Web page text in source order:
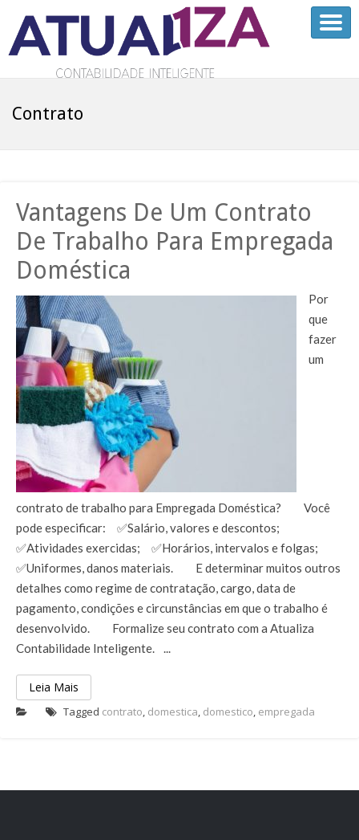
Contrato
Vantagens De Um Contrato
De Trabalho Para Empregada
Doméstica
Por
que
fazer
um
contrato de trabalho para Empregada Doméstica?⠀ ⠀ Você
pode especificar:⠀ ✅Salário, valores e descontos;⠀
✅Atividades exercidas;⠀ ✅Horários, intervalos e folgas;⠀
✅Uniformes, danos materiais.⠀ ⠀ E determinar muitos outros
detalhes como regime de contratação, cargo, data de
pagamento, condições e circunstâncias em que o trabalho é
desenvolvido.⠀ ⠀ Formalize seu contrato com a Atualiza
Contabilidade Inteligente.⠀...
Leia Mais
Tagged contrato, domestica, domestico, empregada